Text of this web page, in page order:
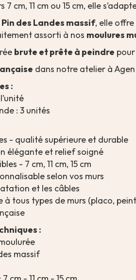
cm, 11 cm ou 15 cm, elle
Pin des Landes massif, elle
assorti à nos moulures
brute et prête à peindre
dans notre atelier à
:
: 3 unités
- qualité supérieure et durable
élégante et relief soigné
- 7 cm, 11 cm, 15 cm
selon vos murs
et les câbles
à tous types de murs (placo,
:
massif